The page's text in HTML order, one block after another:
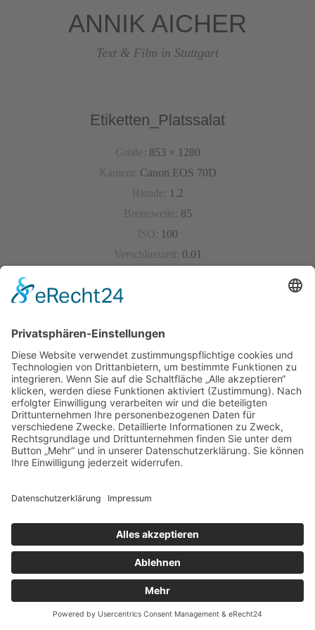
ANNIK AICHER
Text & Film in Stuttgart
Etiketten_Platssalat
Größe: 853 × 1280
Kamera: Canon EOS 70D
Blende:
1.2
Brennweite: 85
ISO:
100
Verschlusszeit: 0.01
« Vorheriges Bild
© Copyright 2026, Annik Aicher Text & Film in Stuttgart
Impressum